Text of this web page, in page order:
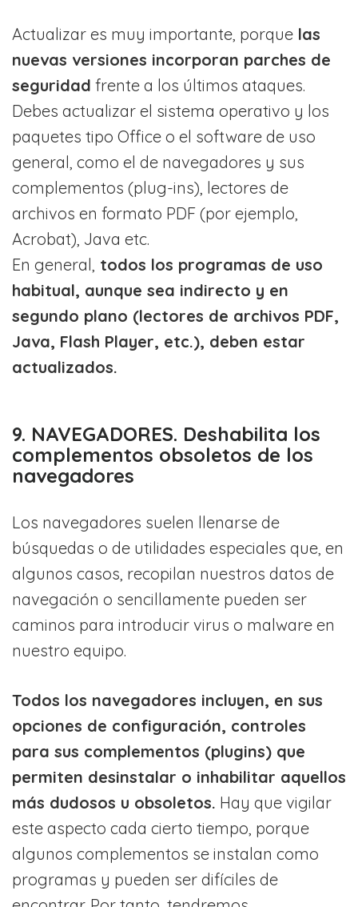
Actualizar es muy importante, porque las
nuevas versiones incorporan parches de
seguridad frente a los últimos ataques.
Debes actualizar el sistema operativo y los
paquetes tipo Office o el software de uso
general, como el de navegadores y sus
complementos (plug-ins), lectores de
archivos en formato PDF (por ejemplo,
Acrobat), Java etc.
En general, todos los programas de uso
habitual, aunque sea indirecto y en
segundo plano (lectores de archivos PDF,
Java, Flash Player, etc.), deben estar
actualizados.
9. NAVEGADORES. Deshabilita los
complementos obsoletos de los
navegadores
Los navegadores suelen llenarse de
búsquedas o de utilidades especiales que, en
algunos casos, recopilan nuestros datos de
navegación o sencillamente pueden ser
caminos para introducir virus o malware en
nuestro equipo.
Todos los navegadores incluyen, en sus
opciones de configuración, controles
para sus complementos (plugins) que
permiten desinstalar o inhabilitar aquellos
más dudosos u obsoletos. Hay que vigilar
este aspecto cada cierto tiempo, porque
algunos complementos se instalan como
programas y pueden ser difíciles de